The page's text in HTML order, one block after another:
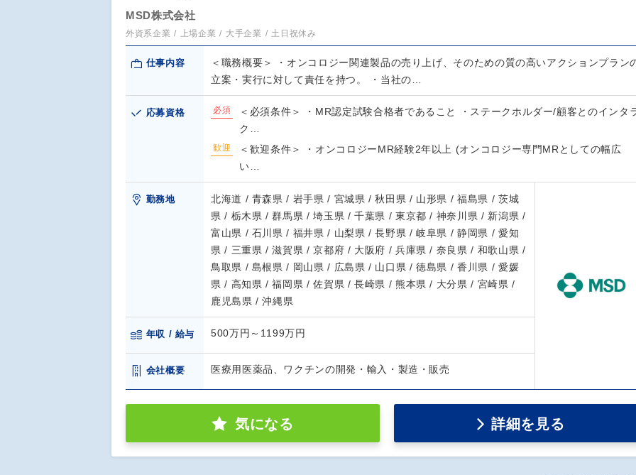
MSD株式会社
外資系企業 上場企業 大手企業 土日祝休み
仕事内容
＜職務概要＞ ・オンコロジー関連製品の売り上げ、そのための質の高いアクションプラン
立案・実行に対して責任を持つ。 ・当社の…
応募資格 必須
＜必須条件＞ ・MR認定試験合格者であること ・ステークホルダー/顧客とのインタ
ク…
歓迎
＜歓迎条件＞ ・オンコロジーMR経験2年以上 (オンコロジー専門MRとしての幅広
い…
勤務地
北海道 / 青森県 / 岩手県 / 宮城県 / 秋田県 / 山形県 / 福島県 / 茨城
県 / 栃木県 / 群馬県 / 埼玉県 / 千葉県 / 東京都 / 神奈川県 / 新潟県 /
富山県 / 石川県 / 福井県 / 山梨県 / 長野県 / 岐阜県 / 静岡県 / 愛知
県 / 三重県 / 滋賀県 / 京都府 / 大阪府 / 兵庫県 / 奈良県 / 和歌山県 /
鳥取県 / 島根県 / 岡山県 / 広島県 / 山口県 / 徳島県 / 香川県 / 愛媛
県 / 高知県 / 福岡県 / 佐賀県 / 長崎県 / 熊本県 / 大分県 / 宮崎県 /
鹿児島県 / 沖縄県
年収 / 給与 500万円～1199万円
会社概要 医療用医薬品、ワクチンの開発・輸入・製造・販売
気になる 詳細を見る